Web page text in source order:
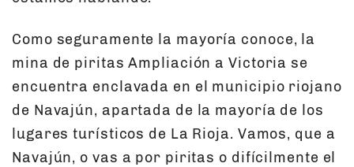
Como seguramente la mayoría conoce, la
mina de piritas Ampliación a Victoria se
encuentra enclavada en el municipio riojano
de Navajún, apartada de la mayoría de los
lugares turísticos de La Rioja. Vamos, que a
Navajún, o vas a por piritas o difícilmente el